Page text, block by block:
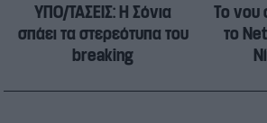
ΥΠΟ/ΤΑΣΕΙΣ: Η Σόνια
σπάει τα στερεότυπα του
breaking
Το νου
το